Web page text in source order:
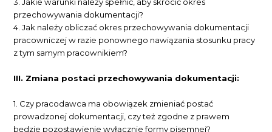
przechowywania dokumentacji?
4. Jak należy obliczać okres przechowywania dokumentacji
pracowniczej w razie ponownego nawiązania stosunku pracy
z tym samym pracownikiem?
III. Zmiana postaci przechowywania dokumentacji:
1. Czy pracodawca ma obowiązek zmieniać postać
prowadzonej dokumentacji, czy też zgodne z prawem
będzie pozostawienie wyłącznie formy pisemnej?